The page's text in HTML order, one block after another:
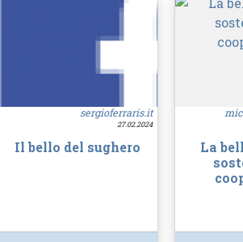
sergioferraris.it
27.02.2024
Il bello del sughero
La